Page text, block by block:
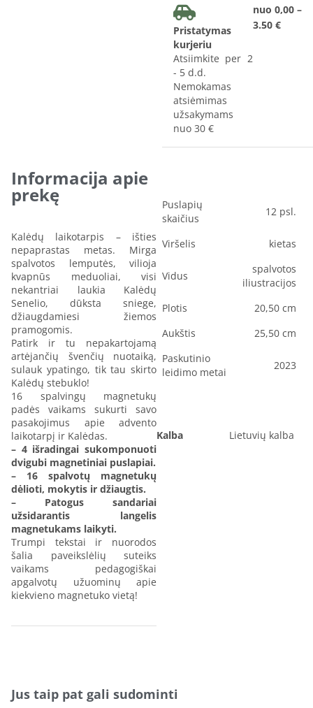
Pristatymas
kurjeriu
Atsiimkite per 2
- 5 d.d.
Nemokamas
atsiėmimas
užsakymams
nuo 30 €
nuo 0,00 –
3.50 €
Informacija apie
prekę
Kalėdų laikotarpis – išties
nepaprastas metas. Mirga
spalvotos lemputės, vilioja
kvapnūs meduoliai, visi
nekantriai laukia Kalėdų
Senelio, dūksta sniege,
džiaugdamiesi žiemos
pramogomis.
Patirk ir tu nepakartojamą
artėjančių švenčių nuotaiką,
sulauk ypatingo, tik tau skirto
Kalėdų stebuklo!
16 spalvingų magnetukų
padės vaikams sukurti savo
pasakojimus apie advento
laikotarpį ir Kalėdas.
– 4 išradingai sukomponuoti
dvigubi magnetiniai puslapiai.
– 16 spalvotų magnetukų
dėlioti, mokytis ir džiaugtis.
– Patogus sandariai
užsidarantis langelis
magnetukams laikyti.
Trumpi tekstai ir nuorodos
šalia paveikslėlių suteiks
vaikams pedagogiškai
apgalvotų užuominų apie
kiekvieno magnetuko vietą!
Puslapių
skaičius
12 psl.
Viršelis kietas
Vidus
spalvotos
iliustracijos
Plotis
20,50 cm
Aukštis
25,50 cm
Paskutinio
leidimo metai
2023
Kalba Lietuvių kalba
Jus taip pat gali sudominti